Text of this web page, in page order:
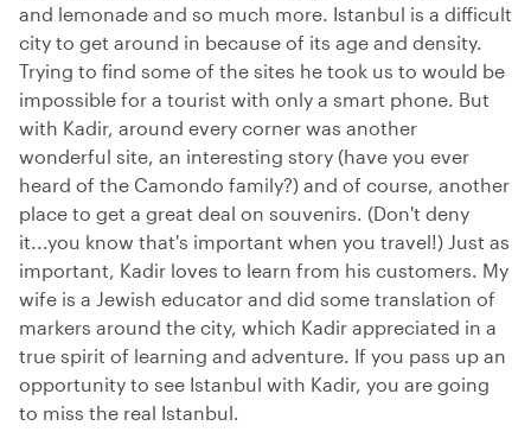
and lemonade and so much more. Istanbul is a difficult
city to get around in because of its age and density.
Trying to find some of the sites he took us to would be
impossible for a tourist with only a smart phone. But
with Kadir, around every corner was another
wonderful site, an interesting story (have you ever
heard of the Camondo family?) and of course, another
place to get a great deal on souvenirs. (Don't deny
it...you know that's important when you travel!) Just as
important, Kadir loves to learn from his customers. My
wife is a Jewish educator and did some translation of
markers around the city, which Kadir appreciated in a
true spirit of learning and adventure. If you pass up an
opportunity to see Istanbul with Kadir, you are going
to miss the real Istanbul.